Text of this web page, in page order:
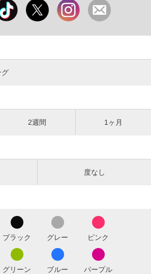
グ
2週間 1ヶ月
度なし
ブラック グレー ピンク
グリーン ブルー パープル